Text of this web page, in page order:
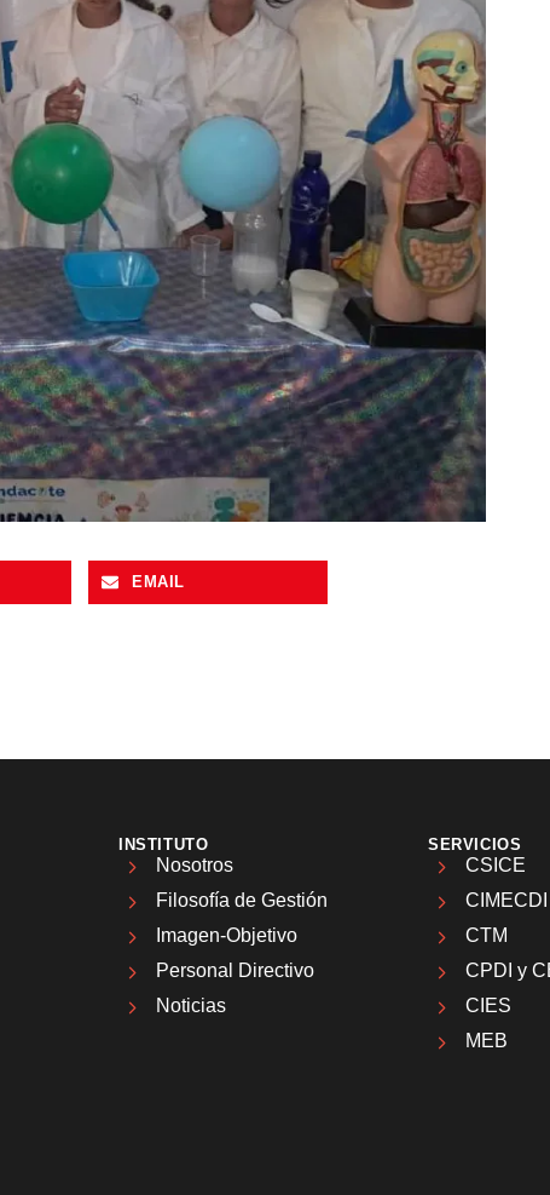
EMAIL
INSTITUTO
Nosotros
Filosofía de Gestión
Imagen-Objetivo
Personal Directivo
Noticias
SERVICIOS
CSICE
CIMECDI
CTM
CPDI y
CIES
MEB